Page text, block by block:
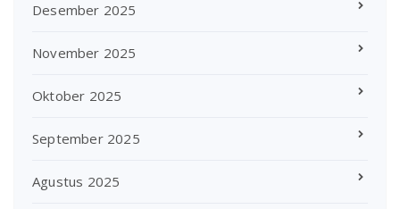
Desember 2025
November 2025
Oktober 2025
September 2025
Agustus 2025